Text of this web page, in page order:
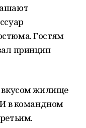
Гостям
принцип
вкусом жилище
И в командном